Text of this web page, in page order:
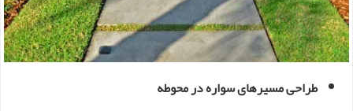
طراحی مسیرهای سواره در محوطه